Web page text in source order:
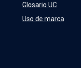
Glosario UC
Uso de marca